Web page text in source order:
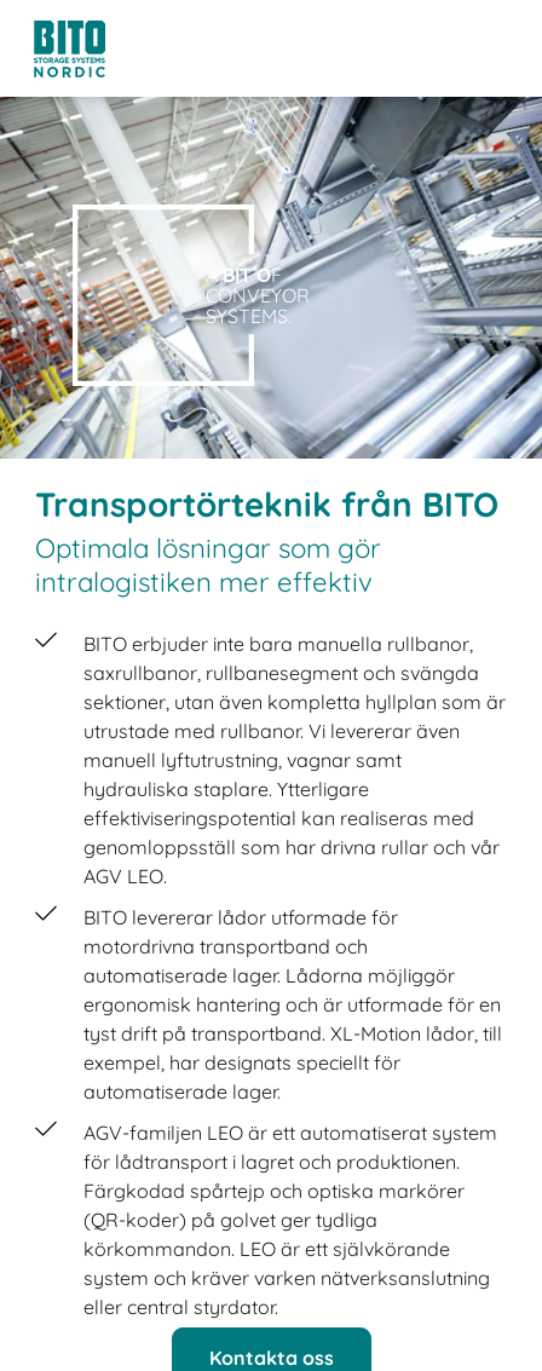
ABIT OF
CONVEYOR
SYSTEMS.
Transportörteknik från BITO
Optimala lösningar som gör
intralogistiken mer effektiv
BITO erbjuder inte bara manuella rullbanor,
saxrullbanor, rullbanesegment och svängda
sektioner, utan även kompletta hyllplan som är
utrustade med rullbanor. Vi levererar även
manuell lyftutrustning, vagnar samt
hydrauliska staplare. Ytterligare
effektiviseringspotential kan realiseras med
genomloppsställ som har drivna rullar och vår
AGV LEO.
BITO levererar lådor utformade för
motordrivna transportband och
automatiserade lager. Lådorna möjliggör
ergonomisk hantering och är utformade för en
tyst drift på transportband. XL-Motion lådor, till
exempel, har designats speciellt för
automatiserade lager.
AGV-familjen LEO är ett automatiserat system
för lådtransport i lagret och produktionen.
Färgkodad spårtejp och optiska markörer
(QR-koder) på golvet ger tydliga
körkommandon. LEO är ett självkörande
system och kräver varken nätverksanslutning
eller central styrdator.
Kontakta oss